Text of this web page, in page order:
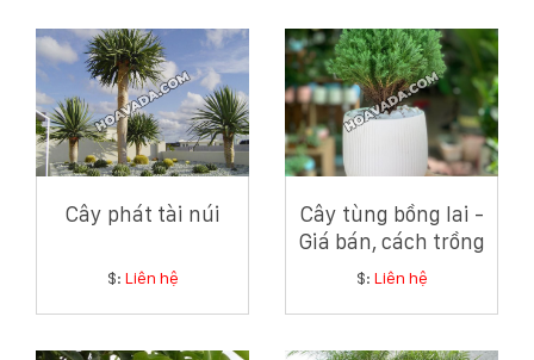
Cây phát tài núi
$: Liên hệ
Cây tùng bồng lai -
Giá bán, cách trồng
và chăm sóc cây
$: Liên hệ